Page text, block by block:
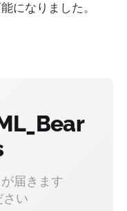
になりました。
届きます
さい